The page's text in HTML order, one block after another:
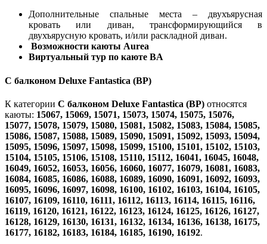
Дополнительные спальные места – двухъярусная
кровать или диван, трансформирующийся в
двухъярусную кровать, и/или раскладной диван.
Возможности каюты Aurea
Виртуальный тур по каюте BA
С балконом Deluxe Fantastica (BP)
К категории С балконом Deluxe Fantastica (BP) относятся
каюты: 15067, 15069, 15071, 15073, 15074, 15075, 15076,
15077, 15078, 15079, 15080, 15081, 15082, 15083, 15084, 15085,
15086, 15087, 15088, 15089, 15090, 15091, 15092, 15093, 15094,
15095, 15096, 15097, 15098, 15099, 15100, 15101, 15102, 15103,
15104, 15105, 15106, 15108, 15110, 15112, 16041, 16045, 16048,
16049, 16052, 16053, 16056, 16060, 16077, 16079, 16081, 16083,
16084, 16085, 16086, 16088, 16089, 16090, 16091, 16092, 16093,
16095, 16096, 16097, 16098, 16100, 16102, 16103, 16104, 16105,
16107, 16109, 16110, 16111, 16112, 16113, 16114, 16115, 16116,
16119, 16120, 16121, 16122, 16123, 16124, 16125, 16126, 16127,
16128, 16129, 16130, 16131, 16132, 16134, 16136, 16138, 16175,
16177, 16182, 16183, 16184, 16185, 16190, 16192.